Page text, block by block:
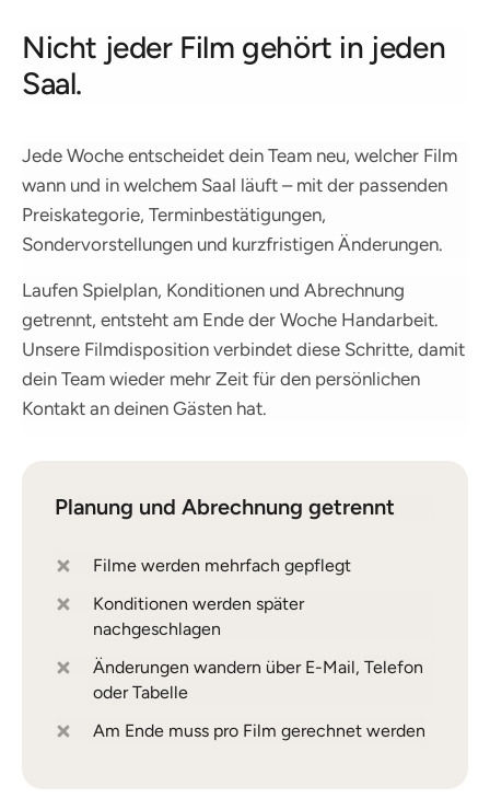
Nicht jeder Film gehört in jeden
Saal.
Jede Woche entscheidet dein Team neu, welcher Film
wann und in welchem Saal läuft – mit der passenden
Preiskategorie, Terminbestätigungen,
Sondervorstellungen und kurzfristigen Änderungen.
Laufen Spielplan, Konditionen und Abrechnung
getrennt, entsteht am Ende der Woche Handarbeit.
Unsere Filmdisposition verbindet diese Schritte, damit
dein Team wieder mehr Zeit für den persönlichen
Kontakt an deinen Gästen hat.
Planung und Abrechnung getrennt
Filme werden mehrfach gepflegt
Konditionen werden später
nachgeschlagen
Änderungen wandern über E-Mail, Telefon
oder Tabelle
Am Ende muss pro Film gerechnet werden